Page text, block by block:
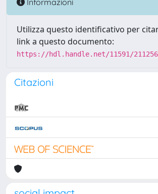
Utilizza questo identificativo per
link a questo documento:
https://hdl.handle.net/11591/211256
Citazioni